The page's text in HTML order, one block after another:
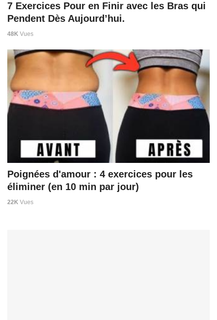
7 Exercices Pour en Finir avec les Bras qui
Pendent Dès Aujourd’hui.
48K Vues
Poignées d'amour : 4 exercices pour les
éliminer (en 10 min par jour)
22K Vues